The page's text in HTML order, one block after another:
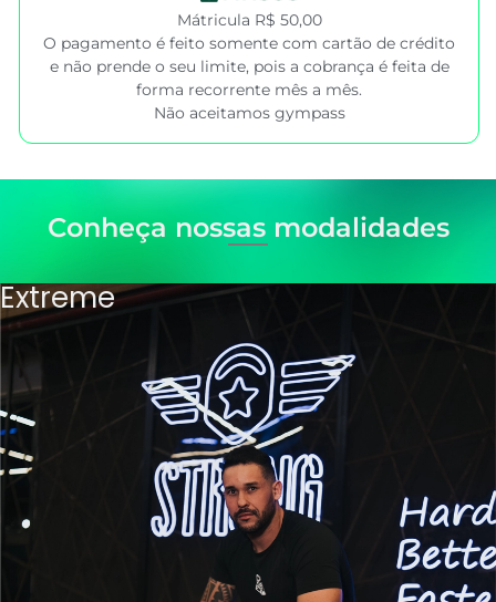
Mátricula R$ 50,00
O pagamento é feito somente com cartão de crédito
e não prende o seu limite, pois a cobrança é feita de
forma recorrente mês a mês.
Não aceitamos gympass
Conheça nossas modalidades
Extreme